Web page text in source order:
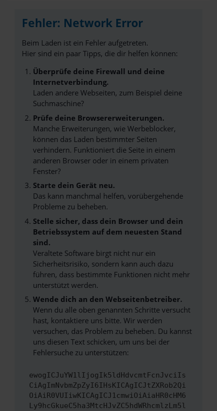
Fehler: Network Error
Beim Laden ist ein Fehler aufgetreten.
Hier sind ein paar Tipps, die dir helfen können:
Überprüfe deine Firewall und deine
Internetverbindung.
Laden andere Webseiten, zum Beispiel deine
Suchmaschine?
Prüfe deine Browsererweiterungen.
Manche Erweiterungen, wie Werbeblocker,
können das Laden bestimmter Seiten
verhindern. Funktioniert die Seite in einem
anderen Browser oder in einem privaten
Fenster?
Starte dein Gerät neu.
Das kann manchmal helfen, vorübergehende
Probleme zu beheben.
Stelle sicher, dass dein Browser und dein
Betriebssystem auf dem neuesten Stand
sind.
Veraltete Software birgt nicht nur ein
Sicherheitsrisiko, sondern kann auch dazu
führen, dass bestimmte Funktionen nicht mehr
unterstützt werden.
Wende dich an den Webseitenbetreiber.
Wenn du alle oben genannten Schritte versucht
hast, kontaktiere uns bitte. Wir werden
versuchen, das Problem zu beheben. Du kannst
uns diesen Text schicken, um uns bei der
Fehlersuche zu unterstützen:
ewogICJuYW1lIjogIk5ldHdvcmtFcnJvciIs
CiAgImNvbmZpZyI6IHsKICAgICJtZXRob2Qi
OiAiR0VUIiwKICAgICJ1cmwiOiAiaHR0cHM6
Ly9hcGkueC5ha3MtcHJvZC5hdWRhcmlzLm5l